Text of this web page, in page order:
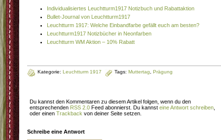
Individualisiertes Leuchtturm1917 Notizbuch und Rabattaktion
Bullet-Journal von Leuchtturm1917
Leuchtturm 1917: Welche Einbandfarbe gefällt euch am besten?
Leuchtturm1917 Notizbücher in Neonfarben
Leuchtturm WM Aktion – 10% Rabatt
Kategorie: Leuchtturm 1917 Tags: Muttertag Prägung
Du kannst den Kommentaren zu diesem Artikel folgen, wenn du den
entsprechenden RSS 2.0 Feed abonnierst. Du kannst eine Antwort schreiben
oder einen Trackback von deiner Seite setzen.
Schreibe eine Antwort